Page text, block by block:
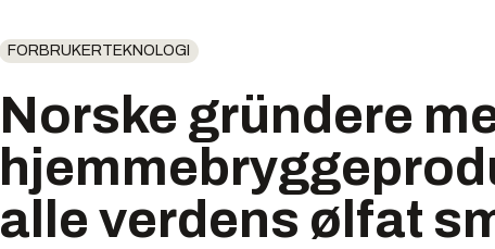
FORBRUKERTEKNOLOGI
Norske gründere
alle verdens ølfat